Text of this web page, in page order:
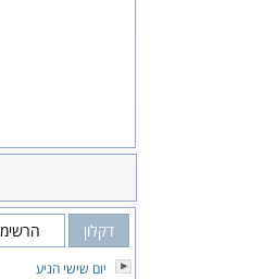
דקלון
יום שישי הגיע